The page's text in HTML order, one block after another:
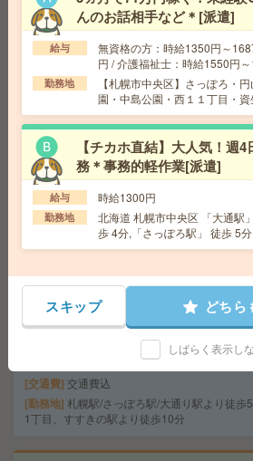
給 与
時給1400円 月収例 217,000円+残
在宅手当（200円/日）支給あり♪
交通費 全額支給
さっぽろ駅徒歩3分、札幌駅徒歩3分
オフィス！駅直結！
【お盆明けスタート】駅近＆定時ピ
ト事務[派遣]
給 与
交通費 全額支給
勤務地 さっぽろ駅徒歩1分、大通駅徒歩6分
地下鉄の複数路線が利用できる札幌中心部のオ
＼週1～＆時短もOK／図書館、新規書
るだけ！WワークOK[派遣]
交通費 交通費込
勤務地 札幌駅/さっぽろ駅/大通り駅より徒歩
1丁目、すすきの駅より徒歩10分
んのお話相手など＊[派遣]
給与
無資格の方：時給1350円～
円 / 介護福祉士：時給1550円
円 / 初任者以上：時給1450円～
円
勤務地
【札幌市中央区】さっぽろ・
園・中島公園・西１１丁目・資
学校前など勤務地多数！
【チカホ直結】大人気！週
務＊事務的軽作業[派遣]
給与 時給1300円
勤務地
北海道 札幌市中央区 「大通駅
歩 4分,「さっぽろ駅」 徒歩 5分
スキップ どちら
しばらく表示し